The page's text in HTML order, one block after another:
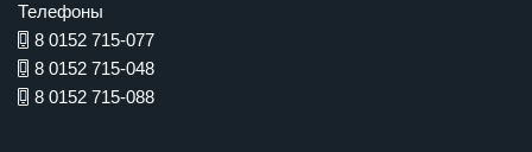
Телефоны
8 0152 715-077
8 0152 715-048
8 0152 715-088